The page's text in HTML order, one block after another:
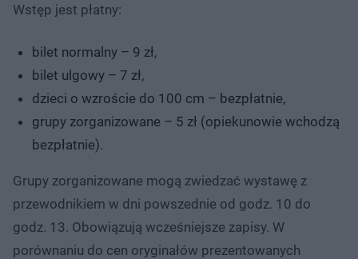
Wstęp jest płatny:
bilet normalny – 9 zł,
bilet ulgowy – 7 zł,
dzieci o wzroście do 100 cm – bezpłatnie,
grupy zorganizowane – 5 zł (opiekunowie wchodzą
bezpłatnie).
Grupy zorganizowane mogą zwiedzać wystawę z
przewodnikiem w dni powszednie od godz. 10 do
godz. 13. Obowiązują wcześniejsze zapisy. W
porównaniu do cen oryginałów prezentowanych